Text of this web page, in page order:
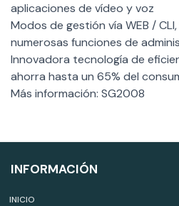
aplicaciones de vídeo y voz
Modos de gestión vía WEB / CLI,
numerosas funciones de
Innovadora tecnología de
ahorra hasta un 65% del
Más información: SG2008
INFORMACIÓN
INICIO